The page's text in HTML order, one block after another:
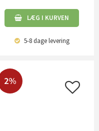
LÆG I KURVEN
5-8 dagelevering
2%